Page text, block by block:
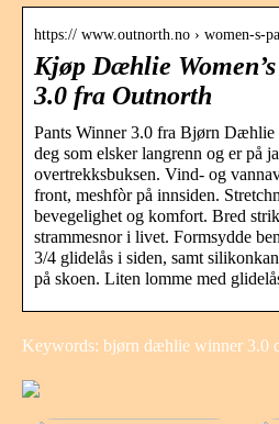
https:// www.outnorth.no › women-s-
Kjøp Dæhlie
3.0 fra Outnorth
Pants Winner 3.0 fra Bjørn Dæhlie
deg som elsker langrenn og er på
overtrekksbuksen. Vind- og
front, meshfòr på innsiden.
bevegelighet og komfort. Bred
strammesnor i livet. Formsydde
3/4 glidelås i siden, samt
på skoen. Liten lomme med
Keywords: bjørn dæhlie winner 3.0